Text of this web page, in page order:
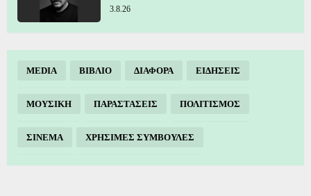
3.8.26
MEDIA ΒΙΒΛΙΟ ΔΙΑΦΟΡΑ ΕΙΔΗΣΕΙΣ
ΜΟΥΣΙΚΗ ΠΑΡΑΣΤΑΣΕΙΣ ΠΟΛΙΤΙΣΜΟΣ
ΣΙΝΕΜΑ ΧΡΗΣΙΜΕΣ ΣΥΜΒΟΥΛΕΣ